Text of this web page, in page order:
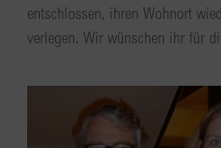
entschlossen, ihren Wohnort
verlegen. Wir wünschen ihr für